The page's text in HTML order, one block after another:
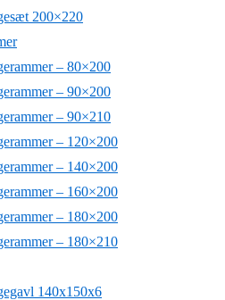
200×220
– 80×200
– 90×200
– 90×210
– 120×200
– 140×200
– 160×200
– 180×200
– 180×210
140x150x6